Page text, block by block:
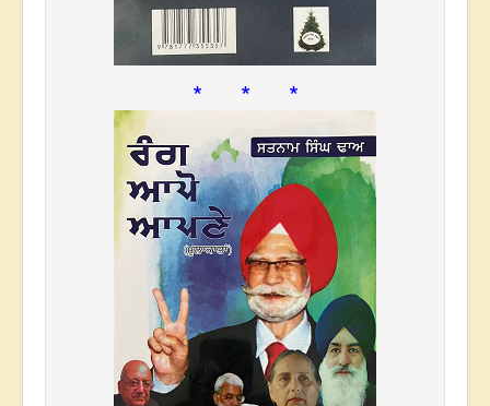
* * *